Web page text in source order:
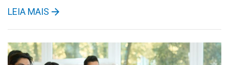
LEIA MAIS